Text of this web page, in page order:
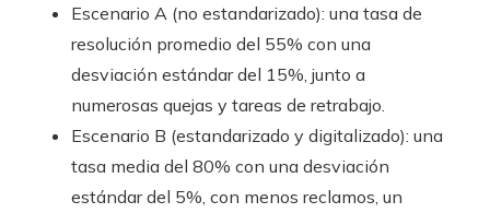
Escenario A (no estandarizado): una tasa de
resolución promedio del 55% con una
desviación estándar del 15%, junto a
numerosas quejas y tareas de retrabajo.
Escenario B (estandarizado y digitalizado): una
tasa media del 80% con una desviación
estándar del 5%, con menos reclamos, un